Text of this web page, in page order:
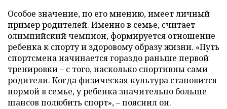
Особое значение, по его мнению, имеет личный
пример родителей. Именно в семье, считает
олимпийский чемпион, формируется отношение
ребенка к спорту и здоровому образу жизни. «Путь
спортсмена начинается гораздо раньше первой
тренировки – с того, насколько спортивны сами
родители. Когда физическая культура становится
нормой в семье, у ребенка значительно больше
шансов полюбить спорт», – пояснил он.